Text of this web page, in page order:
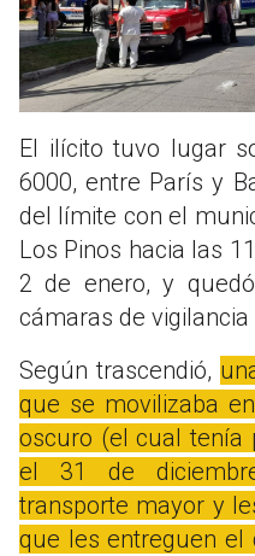
El ilícito tuvo lugar
6000, entre París y
del límite con el
Los Pinos hacia las
2 de enero, y
cámaras de
Según trascendió,
que se movilizaba
oscuro (el cual tenía
el 31 de
transporte mayor y
que les entreguen el